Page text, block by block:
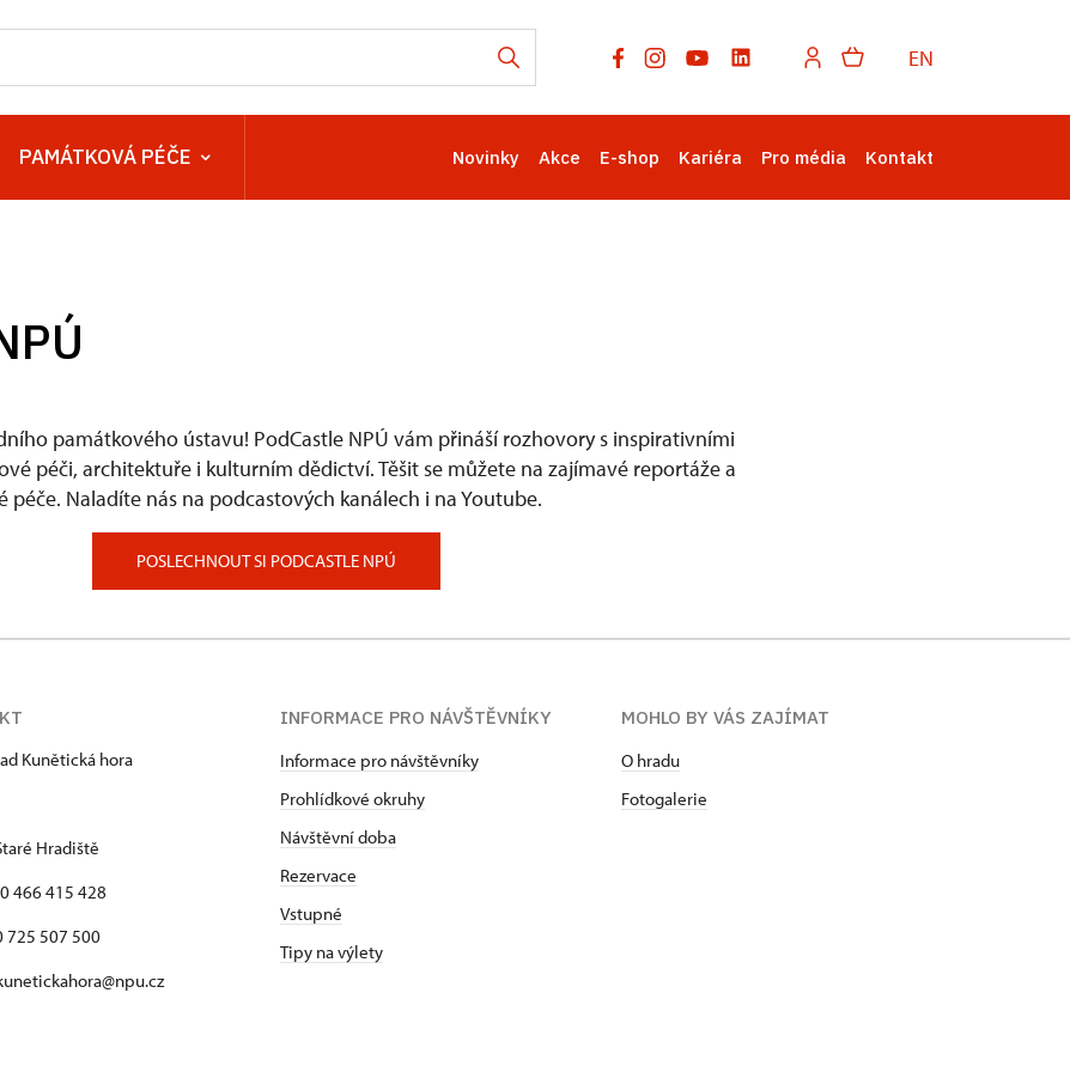
EN
PAMÁTKOVÁ PÉČE Novinky Akce E-shop Kariéra Pro média Kontakt
památkového ústavu! PodCastle NPÚ vám přináší rozhovory s inspirativními
péči, architektuře i kulturním dědictví. Těšit se můžete na zajímavé reportáže a
péče. Naladíte nás na podcastových kanálech i na Youtube.
POSLECHNOUT SI PODCASTLE NPÚ
Kunětická hora
Hradiště
466 415 428
507 500
INFORMACE PRO NÁVŠTĚVNÍKY
Informace pro návštěvníky
Prohlídkové okruhy
Návštěvní doba
Rezervace
Vstupné
Tipy na výlety
MOHLO BY VÁS ZAJÍMAT
O hradu
Fotogalerie